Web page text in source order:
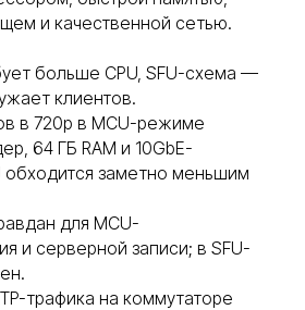
и качественной сетью.
больше CPU, SFU-схема —
клиентов.
в 720p в MCU-режиме
64 ГБ RAM и 10GbE-
обходится заметно меньшим
для MCU-
и серверной записи; в SFU-
трафика на коммутаторе
городской округ город
дом 40, помещение 4
ТЕСТ-ДРАЙВ». Все права
обозначение ООО
Договор оферты ТКТД